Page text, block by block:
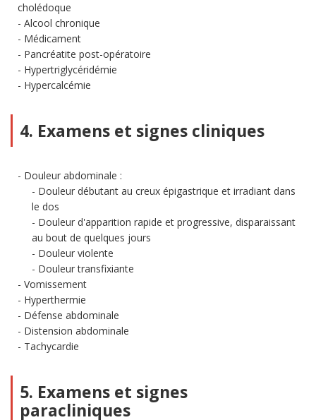
cholédoque
Alcool chronique
Médicament
Pancréatite post-opératoire
Hypertriglycéridémie
Hypercalcémie
4. Examens et signes cliniques
Douleur abdominale :
Douleur débutant au creux épigastrique et irradiant dans
le dos
Douleur d'apparition rapide et progressive, disparaissant
au bout de quelques jours
Douleur violente
Douleur transfixiante
Vomissement
Hyperthermie
Défense abdominale
Distension abdominale
Tachycardie
5. Examens et signes
paracliniques